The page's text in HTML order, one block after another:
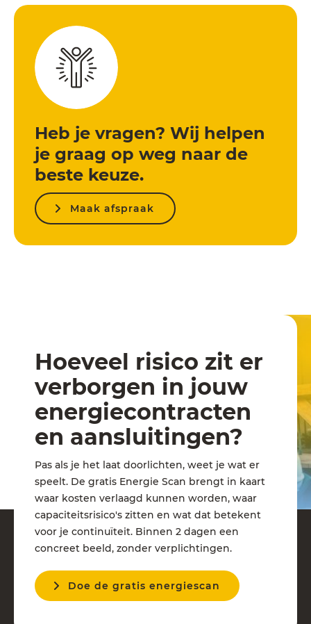
Heb je vragen? Wij helpen
je graag op weg naar de
beste keuze.
Maak afspraak
Hoeveel risico zit er
verborgen in jouw
energiecontracten
en aansluitingen?
Pas als je het laat doorlichten, weet je wat er
speelt. De gratis Energie Scan brengt in kaart
waar kosten verlaagd kunnen worden, waar
capaciteitsrisico's zitten en wat dat betekent
voor je continuïteit. Binnen 2 dagen een
concreet beeld, zonder verplichtingen.
Doe de gratis energiescan